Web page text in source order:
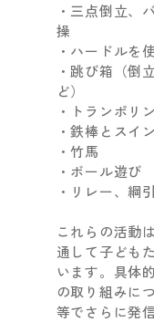
・三点倒立、
操
・ハードルを
・跳び箱（倒
ど）
・トランポリ
・鉄棒とスイ
・竹馬
・ボール遊び
・リレー、綱
これらの活動
通して子ども
います。具体
の取り組みに
等でさらに発